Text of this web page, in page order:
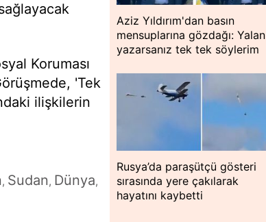
Koruması
'Tek
ilişkilerin
, Sudan, Dünya,
Aziz Yıldırım'dan basın
mensuplarına gözdağı: Yalan
yazarsanız tek tek söylerim
Rusya’da paraşütçü gösteri
sırasında yere çakılarak
hayatını kaybetti